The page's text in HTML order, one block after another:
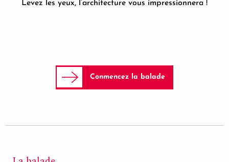
Levez les yeux, l’architecture vous impressionnera !
Conmencez la balade